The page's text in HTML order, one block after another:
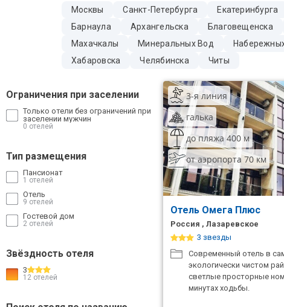
Москвы Санкт-Петербурга Екатеринбурга
Барнаула
Архангельска Благовещенска
Махачкалы
Минеральных Вод
Хабаровска
Челябинска Читы
Ограничения при заселении
Только отели без ограничений при
заселении мужчин
0 отелей
Тип размещения
Пансионат
1 отелей
Отель
9 отелей
Гостевой дом
2 отелей
Звёздность отеля
3
12 отелей
3-я линия
галька
до пляжа 400 м
от аэропорта 70 км
Отель Омега Плюс
Россия , Лазаревское
3 звезды
Современный отель в
экологически чистом
светлые просторные
минутах ходьбы.
Экскурсионные туры
VIP отели 5 звезд
5*
Лучшие отели 4* звезды
звезды
звезды
Сетевые отели Египта